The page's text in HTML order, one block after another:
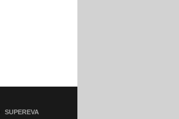
SUPEREVA